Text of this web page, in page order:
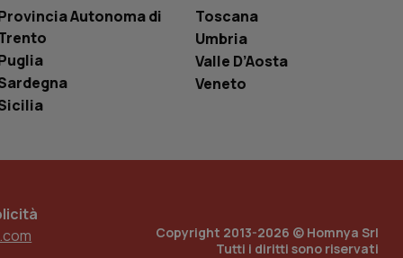
Autonoma di
Toscana
Umbria
Valle D’Aosta
Veneto
Copyright 2013-2026 © Homnya Srl
Tutti i diritti sono riservati
per mantenere
incorporati
del sito web sta
di
traccia
incorporati
del sito web sta
di
per abilitare il